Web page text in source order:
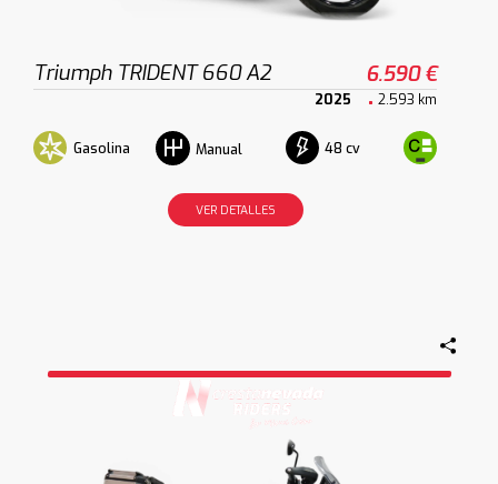
Triumph TRIDENT 660 A2 6.590 €
2025 2.593 km
Gasolina Manual 48 cv
VER DETALLES